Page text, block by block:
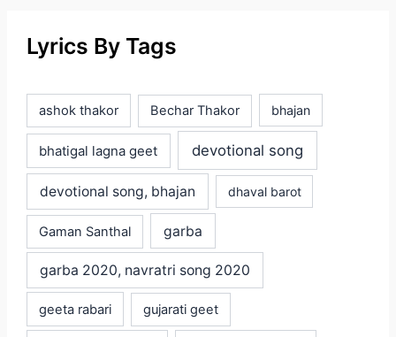
Lyrics By Tags
ashok thakor Bechar Thakor bhajan
bhatigal lagna geet devotional song
devotional song, bhajan dhaval barot
Gaman Santhal garba
garba 2020, navratri song 2020
geeta rabari gujarati geet